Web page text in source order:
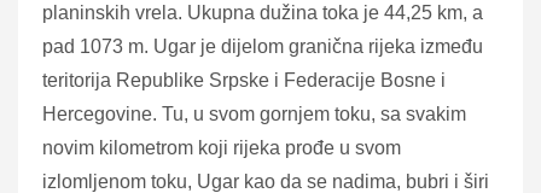
planinskih vrela. Ukupna dužina toka je 44,25 km, a
pad 1073 m. Ugar je dijelom granična rijeka između
teritorija Republike Srpske i Federacije Bosne i
Hercegovine. Tu, u svom gornjem toku, sa svakim
novim kilometrom koji rijeka prođe u svom
izlomljenom toku, Ugar kao da se nadima, bubri i širi